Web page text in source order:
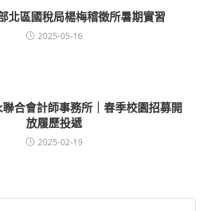
北區國稅局楊梅稽徵所暑期實習
2025-05-16
合會計師事務所｜春季校園招募開
放履歷投遞
2025-02-19